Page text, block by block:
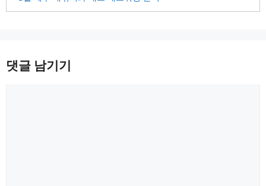
댓글 남기기